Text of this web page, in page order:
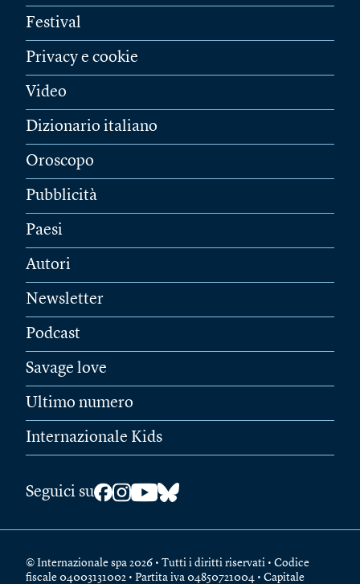
Festival
Privacy e cookie
Video
Dizionario italiano
Oroscopo
Pubblicità
Paesi
Autori
Newsletter
Podcast
Savage love
Ultimo numero
Internazionale Kids
Seguici su
© Internazionale spa 2026 • Tutti i diritti riservati • Codice
fiscale 04003131002 • Partita iva 04850721004 • Capitale